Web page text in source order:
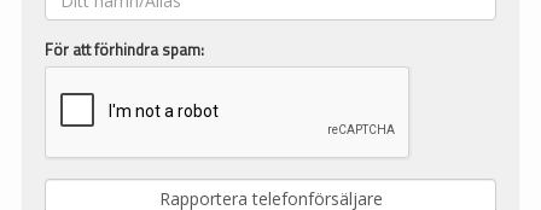
För att förhindra spam: